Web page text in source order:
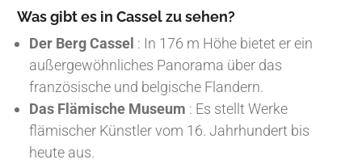
Was gibt es in Cassel zu sehen?
Der Berg Cassel : In 176 m Höhe bietet er ein
außergewöhnliches Panorama über das
französische und belgische Flandern.
Das Flämische Museum : Es stellt Werke
flämischer Künstler vom 16. Jahrhundert bis
heute aus.